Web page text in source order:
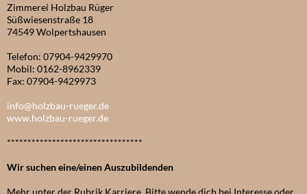
Zimmerei Holzbau Rüger
Süßwiesenstraße 18
74549 Wolpertshausen
Telefon: 07904-9429970
Mobil: 0162-8962339
Fax: 07904-9429973
info@holzbau-rueger.de
www.holzbau-rueger.de
*********************************
Wir suchen eine/einen Auszubildenden
Mehr unter der Rubrik Karriere. Bitte wende dich bei Interesse oder